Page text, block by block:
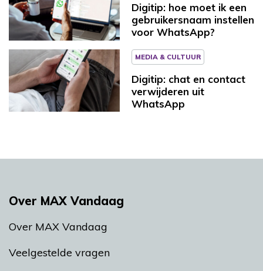
Digitip: hoe moet ik een
gebruikersnaam instellen
voor WhatsApp?
MEDIA & CULTUUR
Digitip: chat en contact
verwijderen uit
WhatsApp
Over MAX Vandaag
Over MAX Vandaag
Veelgestelde vragen